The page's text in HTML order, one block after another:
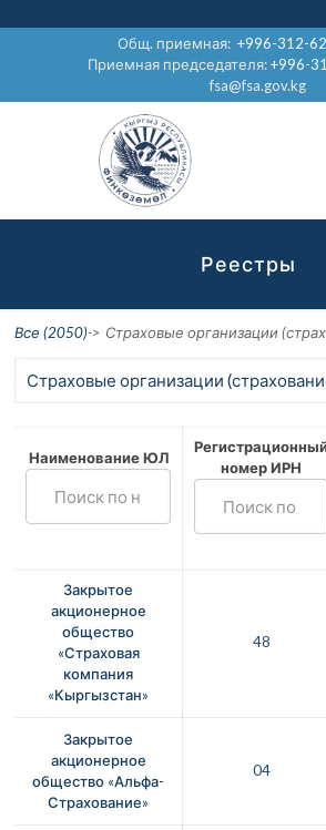
Общ. приемная:+996-312-
Приемная председателя:+996-
fsa@fsa.gov.kg
Реестры
Все (2050)-> Страховые организации
Наименование ЮЛ
номер ИРН
Закрытое
акционерное
общество
«Страховая
компания
«Кыргызстан»
48
Закрытое
акционерное
общество «Альфа-
Страхование»
04